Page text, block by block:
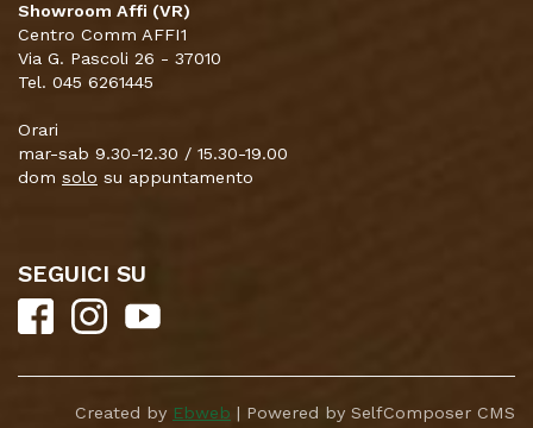
Showroom Affi (VR)
Centro Comm AFFI1
Via G. Pascoli 26 - 37010
Tel. 045 6261445
Orari
mar-sab 9.30-12.30 / 15.30-19.00
dom solo su appuntamento
SEGUICI SU
Created by Ebweb | Powered by SelfComposer CMS